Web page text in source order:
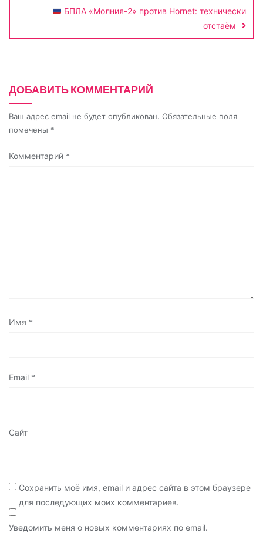
n
k
БПЛА «Молния-2» против Hornet: технически
отстаём
ДОБАВИТЬ КОММЕНТАРИЙ
Ваш адрес email не будет опубликован. Обязательные поля
помечены *
Комментарий *
Имя *
Email *
Сайт
Сохранить моё имя, email и адрес сайта в этом браузере
для последующих моих комментариев.
Уведомить меня о новых комментариях по email.